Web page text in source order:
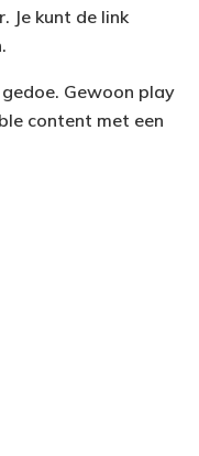
Je kunt de link
Gewoon play
content met een